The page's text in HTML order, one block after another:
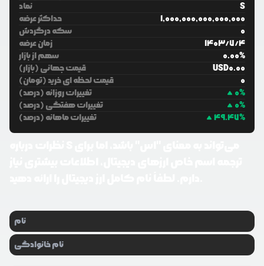
نماد
S
حداکثر عرضه
1,000,000,000,000,000
سکه درگردش
0
زمان عرضه
1403/7/4
سهم از بازار
0.00%
قیمت جهانی (بازار)
USD0.00
قیمت لحظه ای خرید (تومان)
0
تغییرات روزانه (درصد)
0%
تغییرات هفتگی (درصد)
0%
تغییرات ماهانه (درصد)
49.47%